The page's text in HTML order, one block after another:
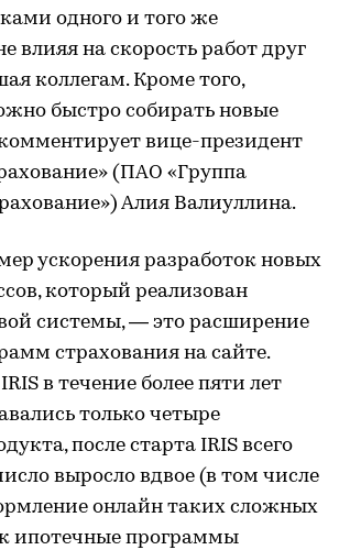
одного и того же
влияя на скорость работ друг
коллегам. Кроме того,
быстро собирать новые
вице-президент
(ПАО «Группа
Алия Валиуллина.
ускорения разработок новых
который реализован
системы, — это расширение
страхования на сайте.
в течение более пяти лет
только четыре
после старта IRIS всего
выросло вдвое (в том числе
онлайн таких сложных
ипотечные программы